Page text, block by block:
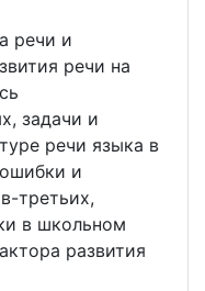
речи и
речи на
задачи и
речи языка в
и
третьих,
в школьном
развития